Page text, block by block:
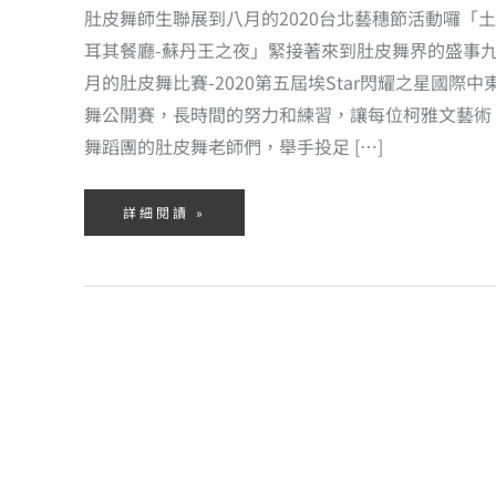
肚皮舞師生聯展到八月的2020台北藝穗節活動囉「土
耳其餐廳-蘇丹王之夜」緊接著來到肚皮舞界的盛事
月的肚皮舞比賽-2020第五屆埃Star閃耀之星國際中
舞公開賽，長時間的努力和練習，讓每位柯雅文藝術
舞蹈團的肚皮舞老師們，舉手投足 […]
詳細閱讀 »